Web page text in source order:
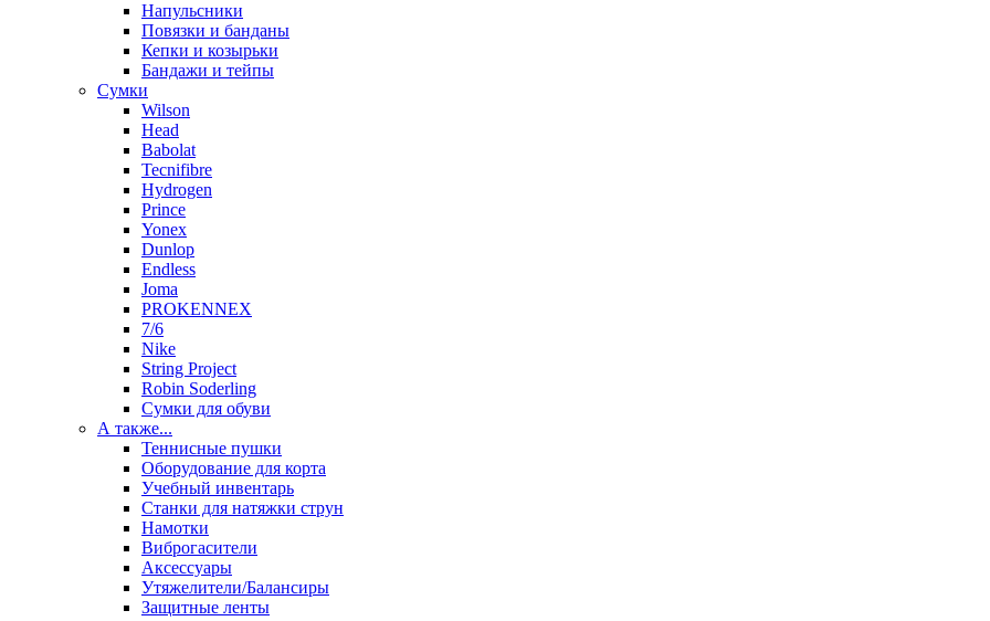
Напульсники
Повязки и банданы
Кепки и козырьки
Бандажи и тейпы
Сумки
Wilson
Head
Babolat
Tecnifibre
Hydrogen
Prince
Yonex
Dunlop
Endless
Joma
PROKENNEX
7/6
Nike
String Project
Robin Soderling
Сумки для обуви
А также...
Теннисные пушки
Оборудование для корта
Учебный инвентарь
Станки для натяжки струн
Намотки
Виброгасители
Аксессуары
Утяжелители/Балансиры
Защитные ленты